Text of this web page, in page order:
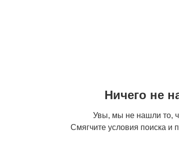
Ничего не
Увы, мы не нашли то,
Смягчите условия поиска и